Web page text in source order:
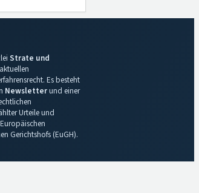
Strate und
Es besteht
Newsletterund einer
Urteile und
Gerichtshofs (EuGH).